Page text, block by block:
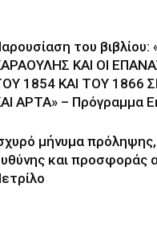
του βιβλίου:
ΚΑΙ ΟΙ
1854 ΚΑΙ ΤΟΥ 1866
ΑΡΤΑ» – Πρόγραμμα
μήνυμα
και προσφοράς